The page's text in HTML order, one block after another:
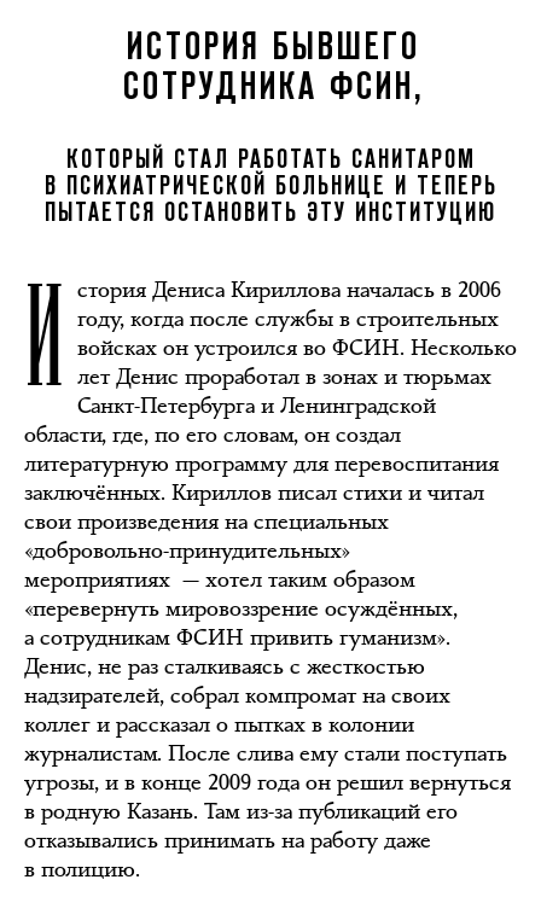
ИСТОРИЯ БЫВШЕГО
СОТРУДНИКА ФСИН,
КОТОРЫЙ СТАЛ РАБОТАТЬ САНИТАРОМ
В ПСИХИАТРИЧЕСКОЙ БОЛЬНИЦЕ И ТЕПЕРЬ
ПЫТАЕТСЯ ОСТАНОВИТЬ ЭТУ ИНСТИТУЦИЮ
И стория Дениса Кириллова началась в 2006
году, когда после службы в строительных
войсках он устроился во ФСИН. Несколько
лет Денис проработал в зонах и тюрьмах
Санкт-Петербурга и Ленинградской
области, где, по его словам, он создал
литературную программу для перевоспитания
заключённых. Кириллов писал стихи и читал
свои произведения на специальных
«добровольно-принудительных»
мероприятиях — хотел таким образом
«перевернуть мировоззрение осуждённых,
а сотрудникам ФСИН привить гуманизм».
Денис, не раз сталкиваясь с жесткостью
надзирателей, собрал компромат на своих
коллег и рассказал о пытках в колонии
журналистам. После слива ему стали поступать
угрозы, и в конце 2009 года он решил вернуться
в родную Казань. Там из-за публикаций его
отказывались принимать на работу даже
в полицию.